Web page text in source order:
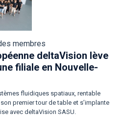
membres
deltaVision lève
filiale en Nouvelle-
fluidiques spatiaux, rentable
premier tour de table et s’implante
avec deltaVision SASU.